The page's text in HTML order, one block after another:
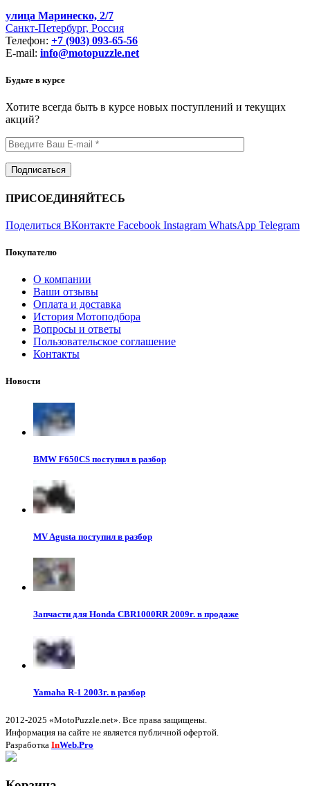
улица Маринеско, 2/7
Санкт-Петербург, Россия
Телефон: +7 (903) 093-65-56
E-mail: info@motopuzzle.net
Будьте в курсе
Хотите всегда быть в курсе новых поступлений и текущих
акций?
ПРИСОЕДИНЯЙТЕСЬ
Поделиться ВКонтакте Facebook Instagram WhatsApp Telegram
Покупателю
О компании
Ваши отзывы
Оплата и доставка
История Мотоподбора
Вопросы и ответы
Пользовательское соглашение
Контакты
Новости
BMW F650CS поступил в разбор
MV Agusta поступил в разбор
Запчасти для Honda CBR1000RR 2009г. в продаже
Yamaha R-1 2003г. в разбор
2012-2025 «MotoPuzzle.net». Все права защищены.
Информация на сайте не является публичной офертой.
Разработка InWeb.Pro